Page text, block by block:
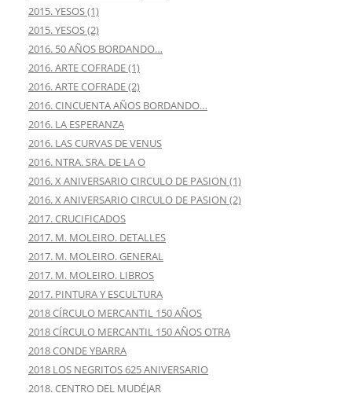
2015. YESOS (1)
2015. YESOS (2)
2016. 50 AÑOS BORDANDO…
2016. ARTE COFRADE (1)
2016. ARTE COFRADE (2)
2016. CINCUENTA AÑOS BORDANDO…
2016. LA ESPERANZA
2016. LAS CURVAS DE VENUS
2016. NTRA. SRA. DE LA O
2016. X ANIVERSARIO CIRCULO DE PASION (1)
2016. X ANIVERSARIO CIRCULO DE PASION (2)
2017. CRUCIFICADOS
2017. M. MOLEIRO. DETALLES
2017. M. MOLEIRO. GENERAL
2017. M. MOLEIRO. LIBROS
2017. PINTURA Y ESCULTURA
2018 CÍRCULO MERCANTIL 150 AÑOS
2018 CÍRCULO MERCANTIL 150 AÑOS OTRA
2018 CONDE YBARRA
2018 LOS NEGRITOS 625 ANIVERSARIO
2018. CENTRO DEL MUDÉJAR